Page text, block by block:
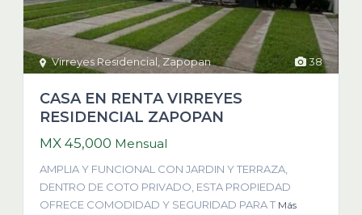
38
Virreyes Residencial Zapopan
CASA EN RENTA VIRREYES
RESIDENCIAL ZAPOPAN
MX 45,000 Mensual
AMPLIA Y FUNCIONAL CON JARDIN Y TERRAZA,
DENTRO DE COTO PRIVADO, ESTA PROPIEDAD
OFRECE COMODIDAD Y SEGURIDAD PARA T Más